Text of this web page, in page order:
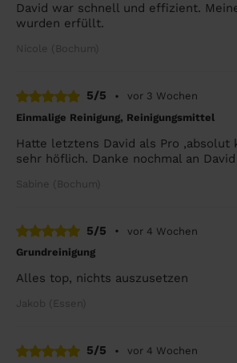
David war schnell und effizient.
wurden erfüllt.
Nicole (Bochum)
5/5 •
vor 3 Wochen
Einmalige Reinigung, Reinigungsmittel
Hatte letztens David als Pro ,absolut
sehr höflich. Danke nochmal an David
Sabine (Bochum)
5/5 •
vor 4 Wochen
Grundreinigung
Alles top, nichts auszusetzen
Jakob (Essen)
5/5 •
vor 4 Wochen